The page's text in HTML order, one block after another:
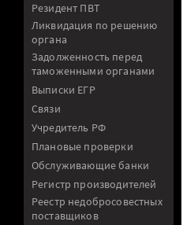
Резидент ПВТ
Ликвидация по решению
органа
Задолженность перед
таможенными органами
Выписки ЕГР
Связи
Учредитель РФ
Плановые проверки
Обслуживающие банки
Регистр производителей
Реестр недобросовестных
поставщиков